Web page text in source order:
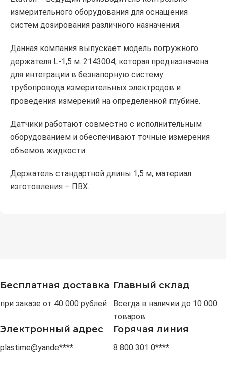
измерительного оборудования для оснащения
систем дозирования различного назначения.
Данная компания выпускает модель погружного
держателя L-1,5 м. 2143004, которая предназначена
для интеграции в безнапорную систему
трубопровода измерительных электродов и
проведения измерений на определенной глубине.
Датчики работают совместно с исполнительным
оборудованием и обеспечивают точные измерения
объемов жидкости.
Держатель стандартной длины 1,5 м, материал
изготовления – ПВХ.
Бесплатная доставка
при заказе от 40 000 рублей
Главный склад
Всегда в наличии до 10 000
товаров
Электронный адрес
plastime@yande****
Горячая линия
8 800 301 0****